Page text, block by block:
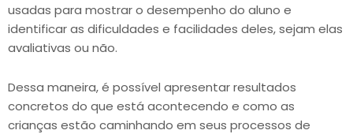
usadas para mostrar o desempenho do aluno e
identificar as dificuldades e facilidades deles, sejam elas
avaliativas ou não.
Dessa maneira, é possível apresentar resultados
concretos do que está acontecendo e como as
crianças estão caminhando em seus processos de